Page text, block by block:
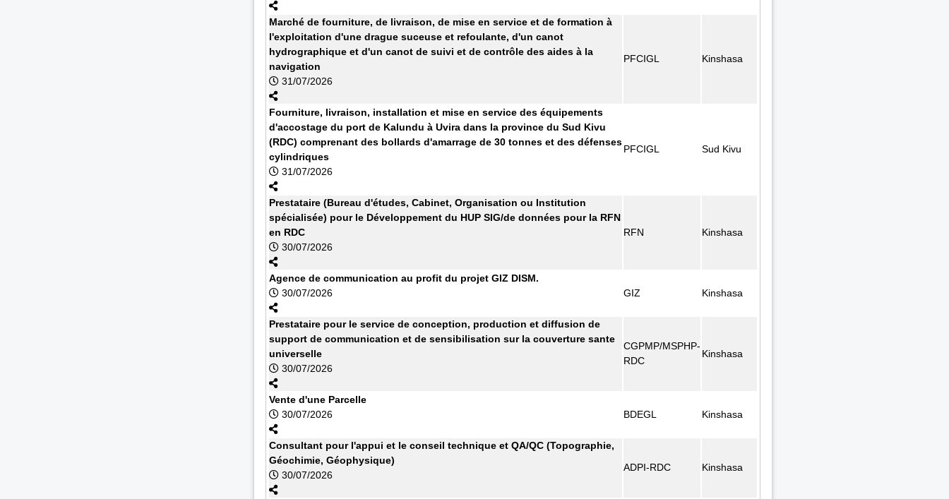
Marché de fourniture, de livraison, de mise en service et de formation à
l'exploitation d'une drague suceuse et refoulante, d'un canot
hydrographique et d'un canot de suivi et de contrôle des aides à la
navigation
31/07/2026
PFCIGL Kinshasa
Fourniture, livraison, installation et mise en service des équipements
d'accostage du port de Kalundu à Uvira dans la province du Sud Kivu
(RDC) comprenant des bollards d'amarrage de 30 tonnes et des défenses
cylindriques
31/07/2026
PFCIGL Sud Kivu
Prestataire (Bureau d'études, Cabinet, Organisation ou Institution
spécialisée) pour le Développement du HUP SIG/de données pour la RFN
en RDC
30/07/2026
RFN Kinshasa
Agence de communication au profit du projet GIZ DISM.
30/07/2026
GIZ Kinshasa
Prestataire pour le service de conception, production et diffusion de
support de communication et de sensibilisation sur la couverture sante
universelle
30/07/2026
CGPMP/MSPHP-
RDC
Kinshasa
Vente d'une Parcelle
30/07/2026
BDEGL Kinshasa
Consultant pour l'appui et le conseil technique et QA/QC (Topographie,
Géochimie, Géophysique)
30/07/2026
ADPI-RDC Kinshasa